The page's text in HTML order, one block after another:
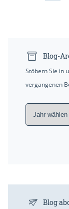
Blog-
Stöbern Sie in
vergangenen
Blog